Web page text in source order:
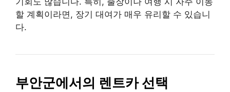
할 계획이라면, 장기 대여가 매우 유리할 수 있습니
다.
부안군에서의 렌트카 선택